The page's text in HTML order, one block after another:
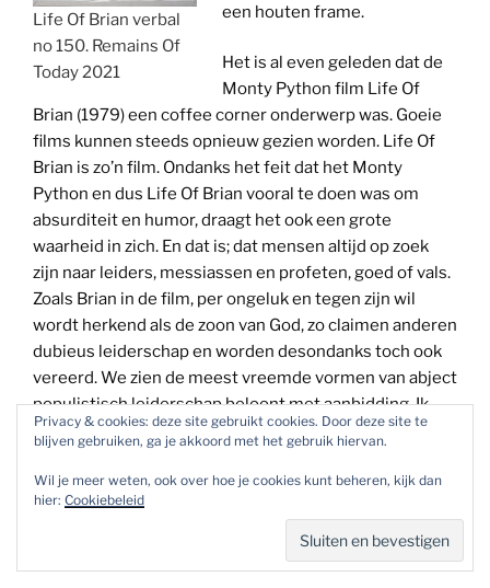
Life Of Brian verbal
no 150. Remains Of
Today 2021
een houten frame.
Het is al even geleden dat de
Monty Python film Life Of
Brian (1979) een coffee corner onderwerp was. Goeie
films kunnen steeds opnieuw gezien worden. Life Of
Brian is zo’n film. Ondanks het feit dat het Monty
Python en dus Life Of Brian vooral te doen was om
absurditeit en humor, draagt het ook een grote
waarheid in zich. En dat is; dat mensen altijd op zoek
zijn naar leiders, messiassen en profeten, goed of vals.
Zoals Brian in de film, per ongeluk en tegen zijn wil
wordt herkend als de zoon van God, zo claimen anderen
dubieus leiderschap en worden desondanks toch ook
vereerd. We zien de meest vreemde vormen van abject
populistisch leiderschap beloont met aanbidding. Ik
denk dat, dat komt door constante staat van verwarring
(Eng)
Privacy & cookies: deze site gebruikt cookies. Door deze site te
blijven gebruiken, ga je akkoord met het gebruik hiervan.
Wil je meer weten, ook over hoe je cookies kunt beheren, kijk dan
hier: Cookiebeleid